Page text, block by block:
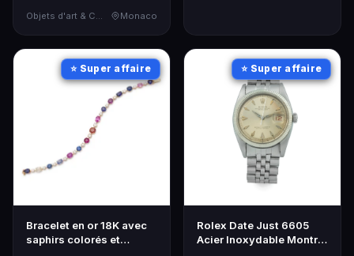
Monaco
⭐ Super affaire
Bracelet en or 18K avec
saphirs colorés et
⭐ Super affaire
Rolex Date Just 6605
Acier Inoxydable Montre